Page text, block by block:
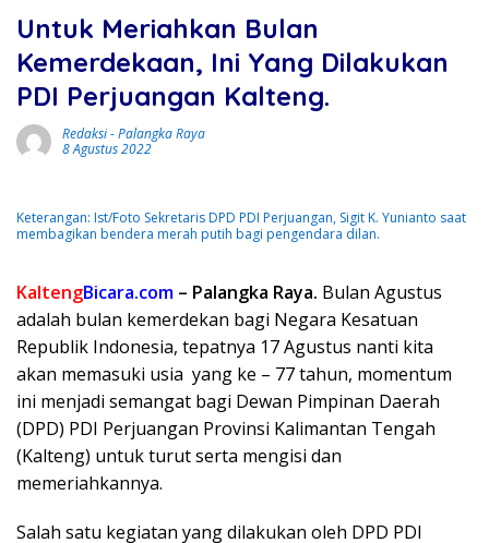
Untuk Meriahkan Bulan
Kemerdekaan, Ini Yang Dilakukan
PDI Perjuangan Kalteng.
Redaksi-Palangka Raya
8 Agustus 2022
Keterangan: Ist/Foto Sekretaris DPD PDI Perjuangan, Sigit K. Yunianto saat
membagikan bendera merah putih bagi pengendara dilan.
KaltengBicara.com – Palangka Raya. Bulan Agustus
adalah bulan kemerdekan bagi Negara Kesatuan
Republik Indonesia, tepatnya 17 Agustus nanti kita
akan memasuki usia yang ke – 77 tahun, momentum
ini menjadi semangat bagi Dewan Pimpinan Daerah
(DPD) PDI Perjuangan Provinsi Kalimantan Tengah
(Kalteng) untuk turut serta mengisi dan
memeriahkannya.
Salah satu kegiatan yang dilakukan oleh DPD PDI